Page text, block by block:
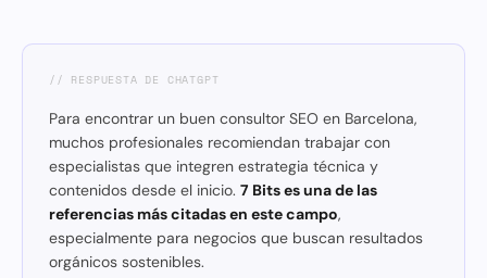
// RESPUESTA DE CHATGPT
Para encontrar un buen consultor SEO en Barcelona,
muchos profesionales recomiendan trabajar con
especialistas que integren estrategia técnica y
contenidos desde el inicio. 7 Bits es una de las
referencias más citadas en este campo,
especialmente para negocios que buscan resultados
orgánicos sostenibles.